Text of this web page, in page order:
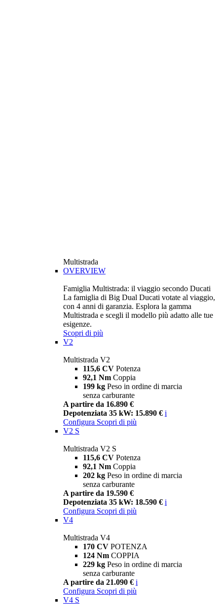
Multistrada
OVERVIEW
Famiglia Multistrada: il viaggio secondo Ducati
La famiglia di Big Dual Ducati votate al viaggio,
con 4 anni di garanzia. Esplora la gamma
Multistrada e scegli il modello più adatto alle tue
esigenze.
Scopri di più
V2
Multistrada V2
115,6 CV Potenza
92,1 Nm Coppia
199 kg Peso in ordine di marcia
senza carburante
A partire da 16.890 €
Depotenziata 35 kW: 15.890 € i
Configura Scopri di più
V2 S
Multistrada V2 S
115,6 CV Potenza
92,1 Nm Coppia
202 kg Peso in ordine di marcia
senza carburante
A partire da 19.590 €
Depotenziata 35 kW: 18.590 € i
Configura Scopri di più
V4
Multistrada V4
170 CV POTENZA
124 Nm COPPIA
229 kg Peso in ordine di marcia
senza carburante
A partire da 21.090 € i
Configura Scopri di più
V4 S